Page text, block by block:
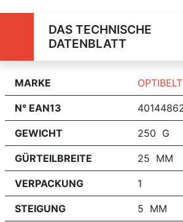
DAS TECHNISCHE
DATENBLATT
MARKE OPTIBELT
N° EAN13
GEWICHT 250 G
GÜRTEILBREITE 25 MM
VERPACKUNG 1
STEIGUNG 5 MM